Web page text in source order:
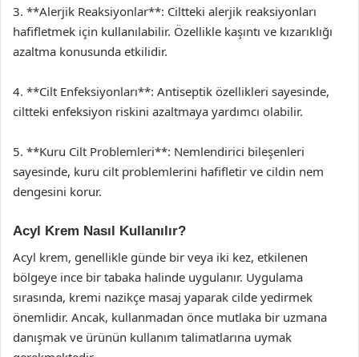
3. **Alerjik Reaksiyonlar**: Ciltteki alerjik reaksiyonları
hafifletmek için kullanılabilir. Özellikle kaşıntı ve kızarıklığı
azaltma konusunda etkilidir.
4. **Cilt Enfeksiyonları**: Antiseptik özellikleri sayesinde,
ciltteki enfeksiyon riskini azaltmaya yardımcı olabilir.
5. **Kuru Cilt Problemleri**: Nemlendirici bileşenleri
sayesinde, kuru cilt problemlerini hafifletir ve cildin nem
dengesini korur.
Acyl Krem Nasıl Kullanılır?
Acyl krem, genellikle günde bir veya iki kez, etkilenen
bölgeye ince bir tabaka halinde uygulanır. Uygulama
sırasında, kremi nazikçe masaj yaparak cilde yedirmek
önemlidir. Ancak, kullanmadan önce mutlaka bir uzmana
danışmak ve ürünün kullanım talimatlarına uymak